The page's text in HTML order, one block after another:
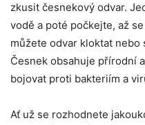
zkusit ⁢česnekový odvar.
vodě a poté‍ počkejte, ⁢až
⁣můžete odvar kloktat​ nebo
Česnek⁢ obsahuje přírodní
bojovat‍ proti bakteriím a⁢
Ať už se rozhodnete